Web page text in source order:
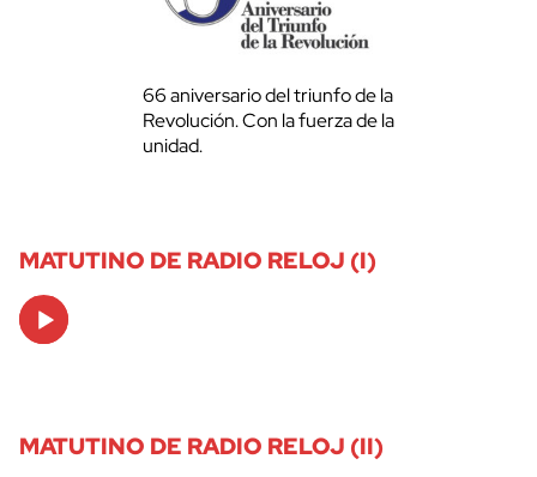
66 aniversario del triunfo de la
Revolución. Con la fuerza de la
unidad.
MATUTINO DE RADIO RELOJ (I)
Audio
Player
MATUTINO DE RADIO RELOJ (II)